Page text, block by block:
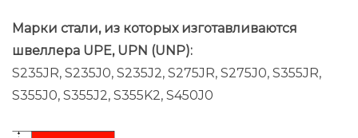
Марки стали, из которых изготавливаются
швеллера UPE, UPN (UNP):
S235JR, S235J0, S235J2, S275JR, S275J0, S355JR,
S355J0, S355J2, S355K2, S450J0